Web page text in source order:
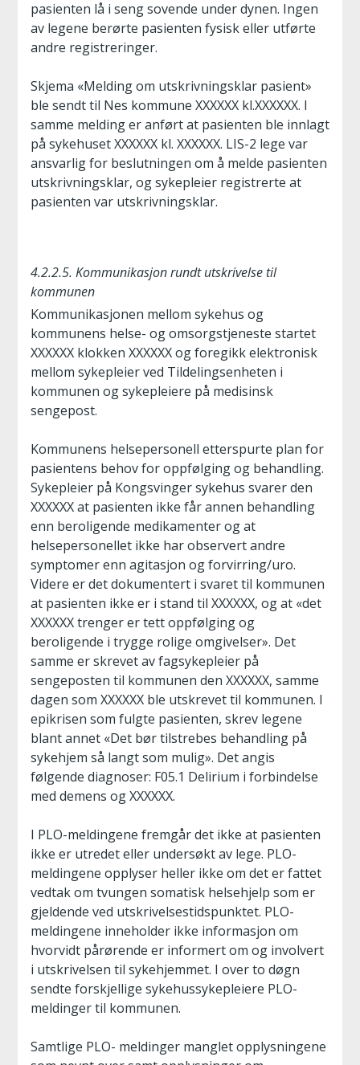
pasienten lå i seng sovende under dynen. Ingen
av legene berørte pasienten fysisk eller utførte
andre registreringer.
Skjema «Melding om utskrivningsklar pasient»
ble sendt til Nes kommune XXXXXX kl.XXXXXX. I
samme melding er anført at pasienten ble innlagt
på sykehuset XXXXXX kl. XXXXXX. LIS-2 lege var
ansvarlig for beslutningen om å melde pasienten
utskrivningsklar, og sykepleier registrerte at
pasienten var utskrivningsklar.
4.2.2.5. Kommunikasjon rundt utskrivelse til
kommunen
Kommunikasjonen mellom sykehus og
kommunens helse- og omsorgstjeneste startet
XXXXXX klokken XXXXXX og foregikk elektronisk
mellom sykepleier ved Tildelingsenheten i
kommunen og sykepleiere på medisinsk
sengepost.
Kommunens helsepersonell etterspurte plan for
pasientens behov for oppfølging og behandling.
Sykepleier på Kongsvinger sykehus svarer den
XXXXXX at pasienten ikke får annen behandling
enn beroligende medikamenter og at
helsepersonellet ikke har observert andre
symptomer enn agitasjon og forvirring/uro.
Videre er det dokumentert i svaret til kommunen
at pasienten ikke er i stand til XXXXXX, og at «det
XXXXXX trenger er tett oppfølging og
beroligende i trygge rolige omgivelser». Det
samme er skrevet av fagsykepleier på
sengeposten til kommunen den XXXXXX, samme
dagen som XXXXXX ble utskrevet til kommunen. I
epikrisen som fulgte pasienten, skrev legene
blant annet «Det bør tilstrebes behandling på
sykehjem så langt som mulig». Det angis
følgende diagnoser: F05.1 Delirium i forbindelse
med demens og XXXXXX.
I PLO-meldingene fremgår det ikke at pasienten
ikke er utredet eller undersøkt av lege. PLO-
meldingene opplyser heller ikke om det er fattet
vedtak om tvungen somatisk helsehjelp som er
gjeldende ved utskrivelsestidspunktet. PLO-
meldingene inneholder ikke informasjon om
hvorvidt pårørende er informert om og involvert
i utskrivelsen til sykehjemmet. I over to døgn
sendte forskjellige sykehussykepleiere PLO-
meldinger til kommunen.
Samtlige PLO- meldinger manglet opplysningene